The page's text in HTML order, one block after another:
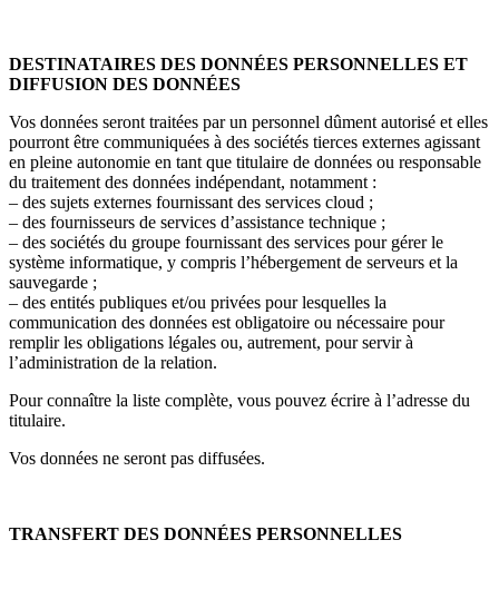
DESTINATAIRES DES DONNÉES PERSONNELLES ET
DIFFUSION DES DONNÉES
Vos données seront traitées par un personnel dûment autorisé et elles
pourront être communiquées à des sociétés tierces externes agissant
en pleine autonomie en tant que titulaire de données ou responsable
du traitement des données indépendant, notamment :
– des sujets externes fournissant des services cloud ;
– des fournisseurs de services d’assistance technique ;
– des sociétés du groupe fournissant des services pour gérer le
système informatique, y compris l’hébergement de serveurs et la
sauvegarde ;
– des entités publiques et/ou privées pour lesquelles la
communication des données est obligatoire ou nécessaire pour
remplir les obligations légales ou, autrement, pour servir à
l’administration de la relation.
Pour connaître la liste complète, vous pouvez écrire à l’adresse du
titulaire.
Vos données ne seront pas diffusées.
TRANSFERT DES DONNÉES PERSONNELLES